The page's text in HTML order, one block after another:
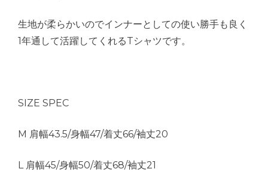
生地が柔らかいのでインナーとしての使い勝手も良く
1年通して活躍してくれるTシャツです。
SIZE SPEC
M 肩幅43.5/身幅47/着丈66/袖丈20
L 肩幅45/身幅50/着丈68/袖丈21